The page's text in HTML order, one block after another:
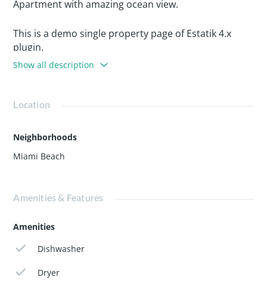
Apartment with amazing ocean view.
This is a demo single property page of Estatik 4.x
plugin.
Valet, shops, business center, spa, fitness center,
bayside, pharmacies, Whole Foods market. Close to
Show all description
Location
Neighborhoods
Miami Beach
Amenities & Features
Amenities
Dishwasher
Dryer